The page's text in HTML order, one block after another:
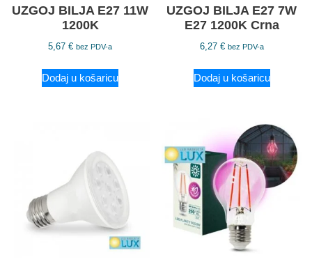
UZGOJ BILJA E27 11W
1200K
5,67€ bez PDV-a
Dodaj u košaricu
UZGOJ BILJA E27 7W
E27 1200K Crna
6,27 € bez PDV-a
Dodaj u košaricu